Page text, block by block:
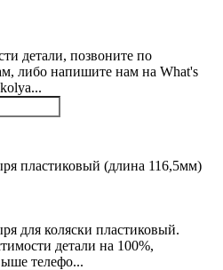
детали, позвоните по
либо напишите нам на What's
пластиковый (длина 116,5мм)
для коляски пластиковый.
детали на 100%,
телефо...